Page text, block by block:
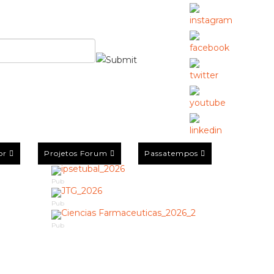
Projetos Forum Passatempos
Pub
Pub
Pub